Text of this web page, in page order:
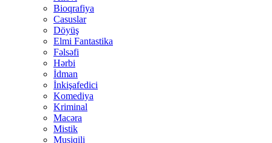
Bioqrafiya
Casuslar
Döyüş
Elmi Fantastika
Fəlsəfi
Hərbi
İdman
İnkişafedici
Komediya
Kriminal
Macəra
Mistik
Musiqili